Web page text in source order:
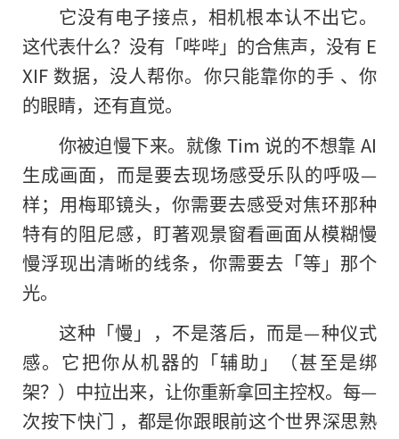
它没有电子接点，相机根本认不出它。
这代表什么？没有「哔哔」的合焦声，没有 E
XIF 数据，没人帮你。你只能靠你的手 、你
的眼睛，还有直觉。
你被迫慢下来。就像 Tim 说的不想靠 AI
生成画面，而是要去现场感受乐队的呼吸—
样；用梅耶镜头，你需要去感受对焦环那种
特有的阻尼感，盯著观景窗看画面从模糊慢
慢浮现出清晰的线条，你需要去「等」那个
光。
这种「慢」，不是落后，而是—种仪式
感。它把你从机器的「辅助」（甚至是绑
架？）中拉出来，让你重新拿回主控权。每—
次按下快门 ，都是你跟眼前这个世界深思熟